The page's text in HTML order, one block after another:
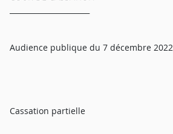
Audience publique du 7 décembre 2022
Cassation partielle